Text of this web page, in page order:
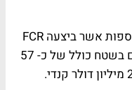
רכישות אלה מתווספות לרכישות נוספות אשר ביצעה FCR
מתחילת השנה של מרכזים מסחריים בשטח כולל של כ- 57